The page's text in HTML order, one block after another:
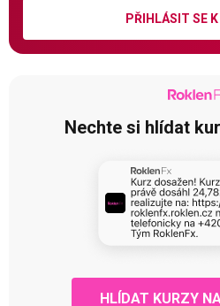
PŘIHLÁSIT SE
Nechte si hlídat
HLÍDAT KURZY